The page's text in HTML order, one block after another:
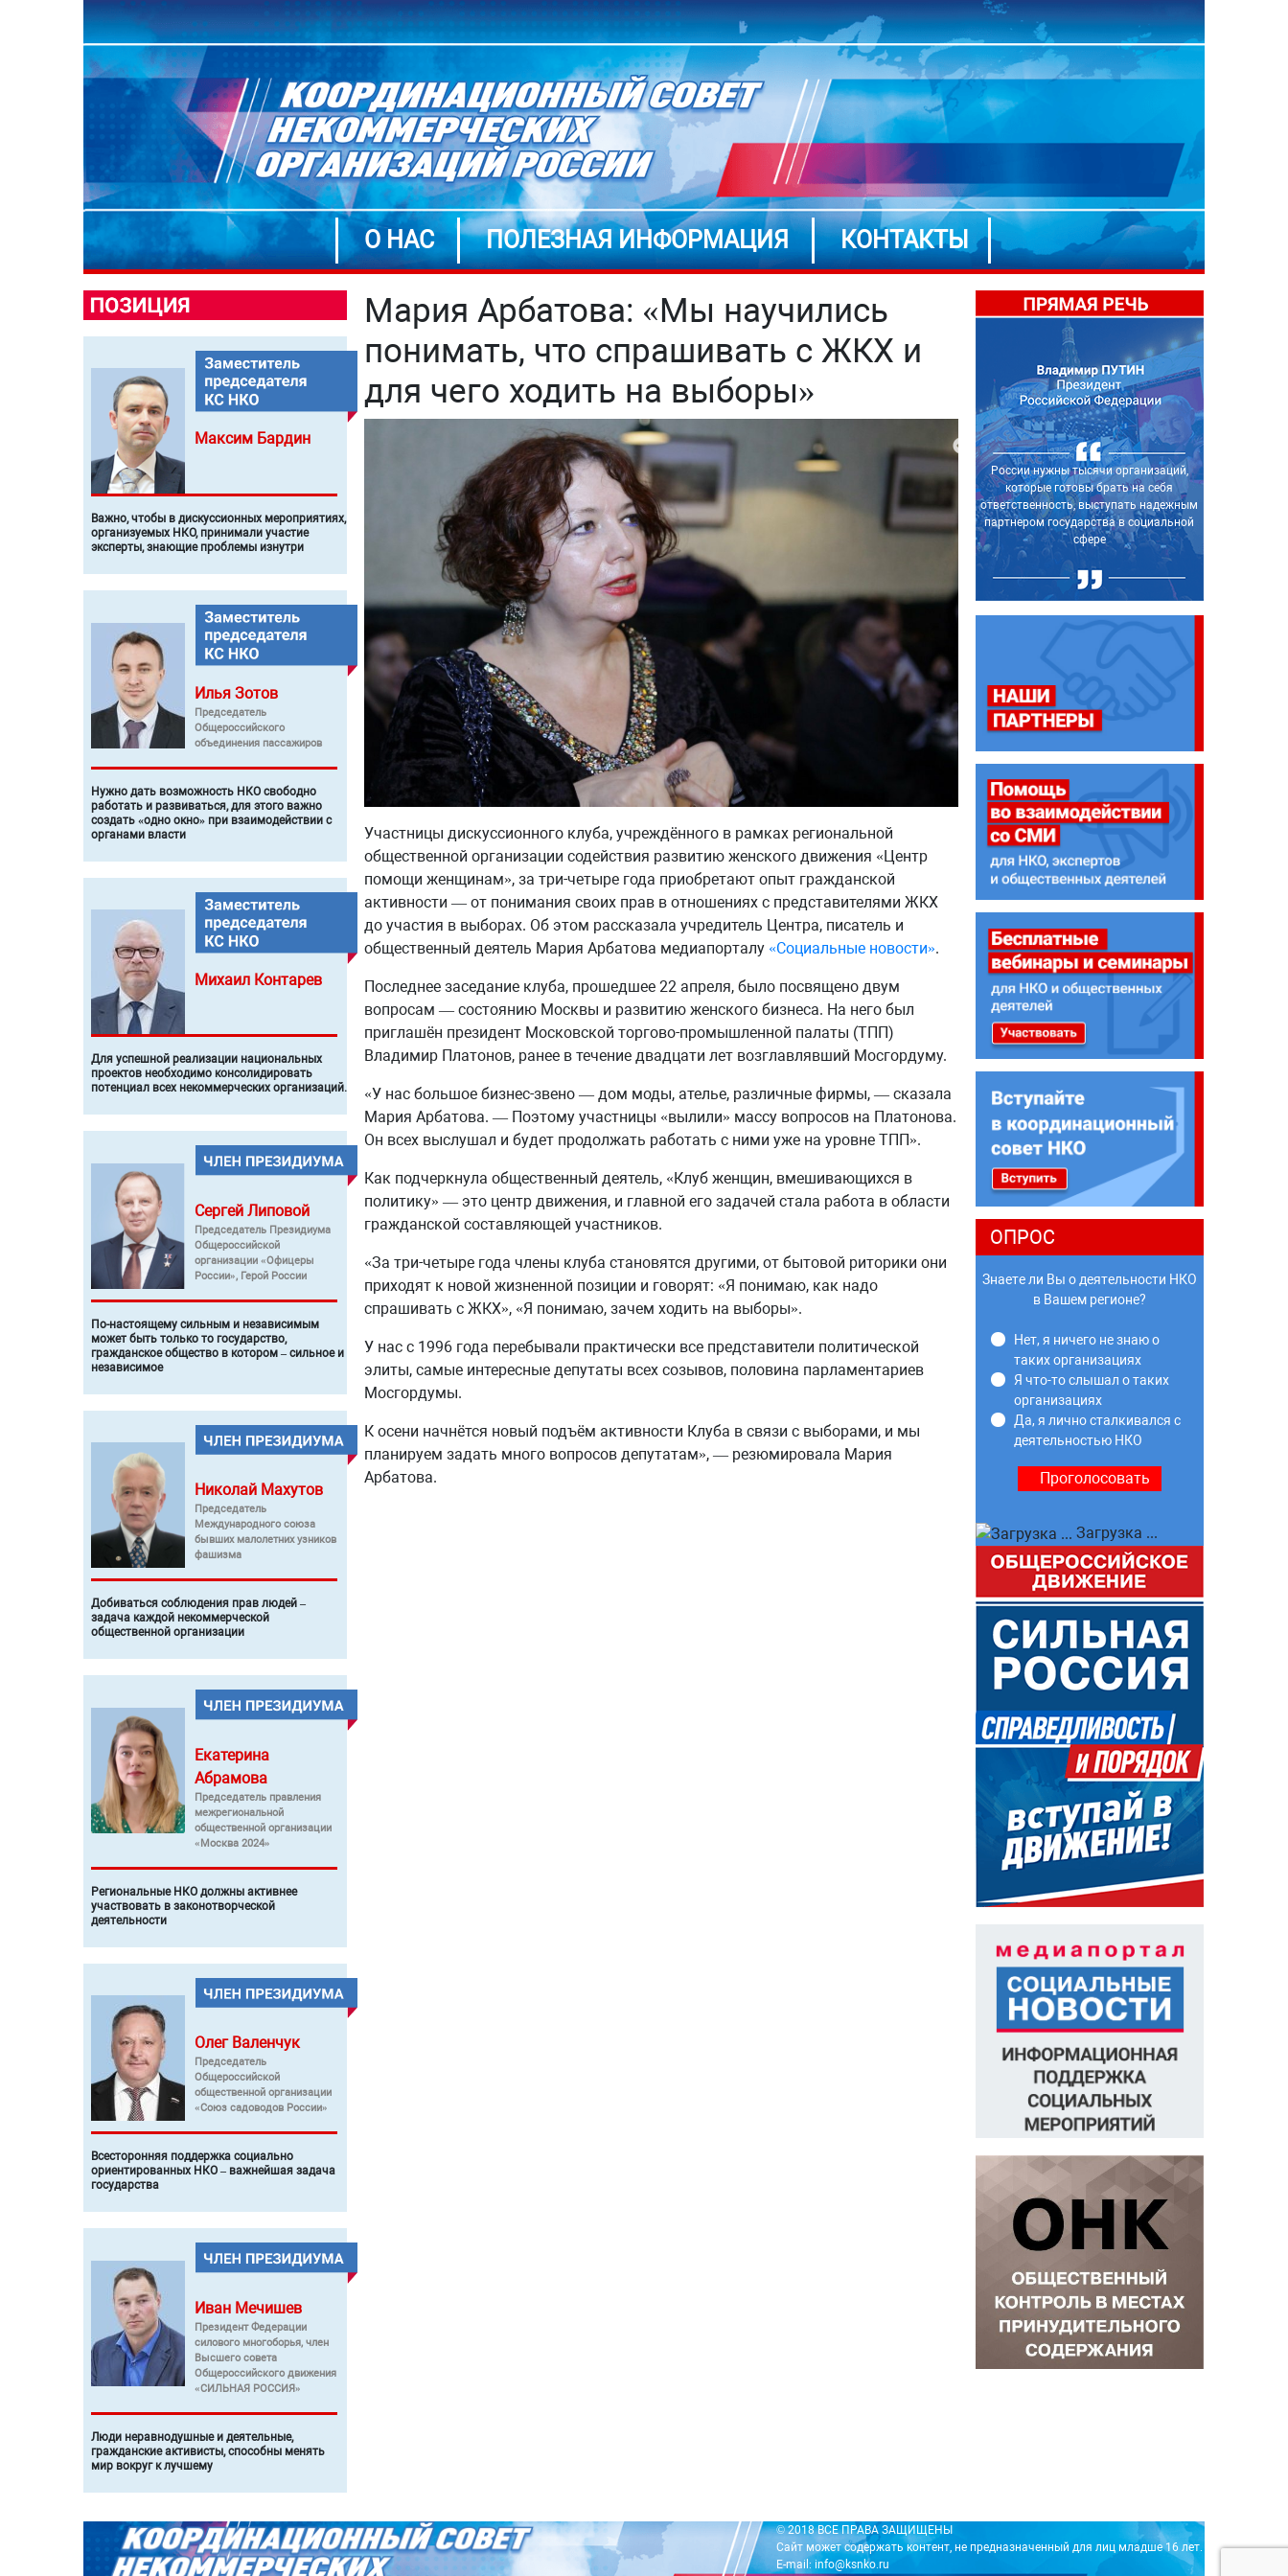
О НАС ПОЛЕЗНАЯ ИНФОРМАЦИЯ КОНТАКТЫ
Максим Бардин
Важно, чтобы в дискуссионных мероприятиях,
организуемых НКО, принимали участие
эксперты, знающие проблемы изнутри
Илья Зотов
Председатель
Общероссийского
объединения пассажиров
Нужно дать возможность НКО свободно
работать и развиваться, для этого важно
создать «одно окно» при взаимодействии с
органами власти
Михаил Контарев
Для успешной реализации национальных
проектов необходимо консолидировать
потенциал всех некоммерческих организаций.
Сергей Липовой
Председатель Президиума
Общероссийской
организации «Офицеры
России», Герой России
По-настоящему сильным и независимым
может быть только то государство,
гражданское общество в котором – сильное и
независимое
Николай Махутов
Председатель
Международного союза
бывших малолетних узников
фашизма
Добиваться соблюдения прав людей –
задача каждой некоммерческой
общественной организации
Екатерина
Абрамова
Председатель правления
межрегиональной
общественной организации
«Москва 2024»
Региональные НКО должны активнее
участвовать в законотворческой
деятельности
Олег Валенчук
Председатель
Общероссийской
общественной организации
«Союз садоводов России»
Всесторонняя поддержка социально
ориентированных НКО – важнейшая задача
государства
Иван Мечишев
Президент Федерации
силового многоборья, член
Высшего совета
Общероссийского движения
«СИЛЬНАЯ РОССИЯ»
Люди неравнодушные и деятельные,
гражданские активисты, способны менять
мир вокруг к лучшему
Мария Арбатова: «Мы научились
понимать, что спрашивать с ЖКХ и
для чего ходить на выборы»
Участницы дискуссионного клуба, учреждённого в рамках региональной
общественной организации содействия развитию женского движения «Центр
помощи женщинам», за три-четыре года приобретают опыт гражданской
активности — от понимания своих прав в отношениях с представителями ЖКХ
до участия в выборах. Об этом рассказала учредитель Центра, писатель и
общественный деятель Мария Арбатова медиапорталу «Социальные новости».
Последнее заседание клуба, прошедшее 22 апреля, было посвящено двум
вопросам — состоянию Москвы и развитию женского бизнеса. На него был
приглашён президент Московской торгово-промышленной палаты (ТПП)
Владимир Платонов, ранее в течение двадцати лет возглавлявший Мосгордуму.
«У нас большое бизнес-звено — дом моды, ателье, различные фирмы, — сказала
Мария Арбатова. — Поэтому участницы «вылили» массу вопросов на Платонова.
Он всех выслушал и будет продолжать работать с ними уже на уровне ТПП».
Как подчеркнула общественный деятель, «Клуб женщин, вмешивающихся в
политику» — это центр движения, и главной его задачей стала работа в области
гражданской составляющей участников.
«За три-четыре года члены клуба становятся другими, от бытовой риторики они
приходят к новой жизненной позиции и говорят: «Я понимаю, как надо
спрашивать с ЖКХ», «Я понимаю, зачем ходить на выборы».
У нас с 1996 года перебывали практически все представители политической
элиты, самые интересные депутаты всех созывов, половина парламентариев
Мосгордумы.
К осени начнётся новый подъём активности Клуба в связи с выборами, и мы
планируем задать много вопросов депутатам», — резюмировала Мария
Арбатова.
России нужны тысячи организаций,
которые готовы брать на себя
ответственность, выступать надежным
партнером государства в социальной
сфере
ОПРОС
Знаете ли Вы о деятельности НКО
в Вашем регионе?
Нет, я ничего не знаю о
таких организациях
Я что-то слышал о таких
организациях
Да, я лично сталкивался с
деятельностью НКО
Загрузка ...
© 2018 ВСЕ ПРАВА ЗАЩИЩЕНЫ
Сайт может содержать контент, не предназначенный для лиц младше 16 лет.
E-mail: info@ksnko.ru